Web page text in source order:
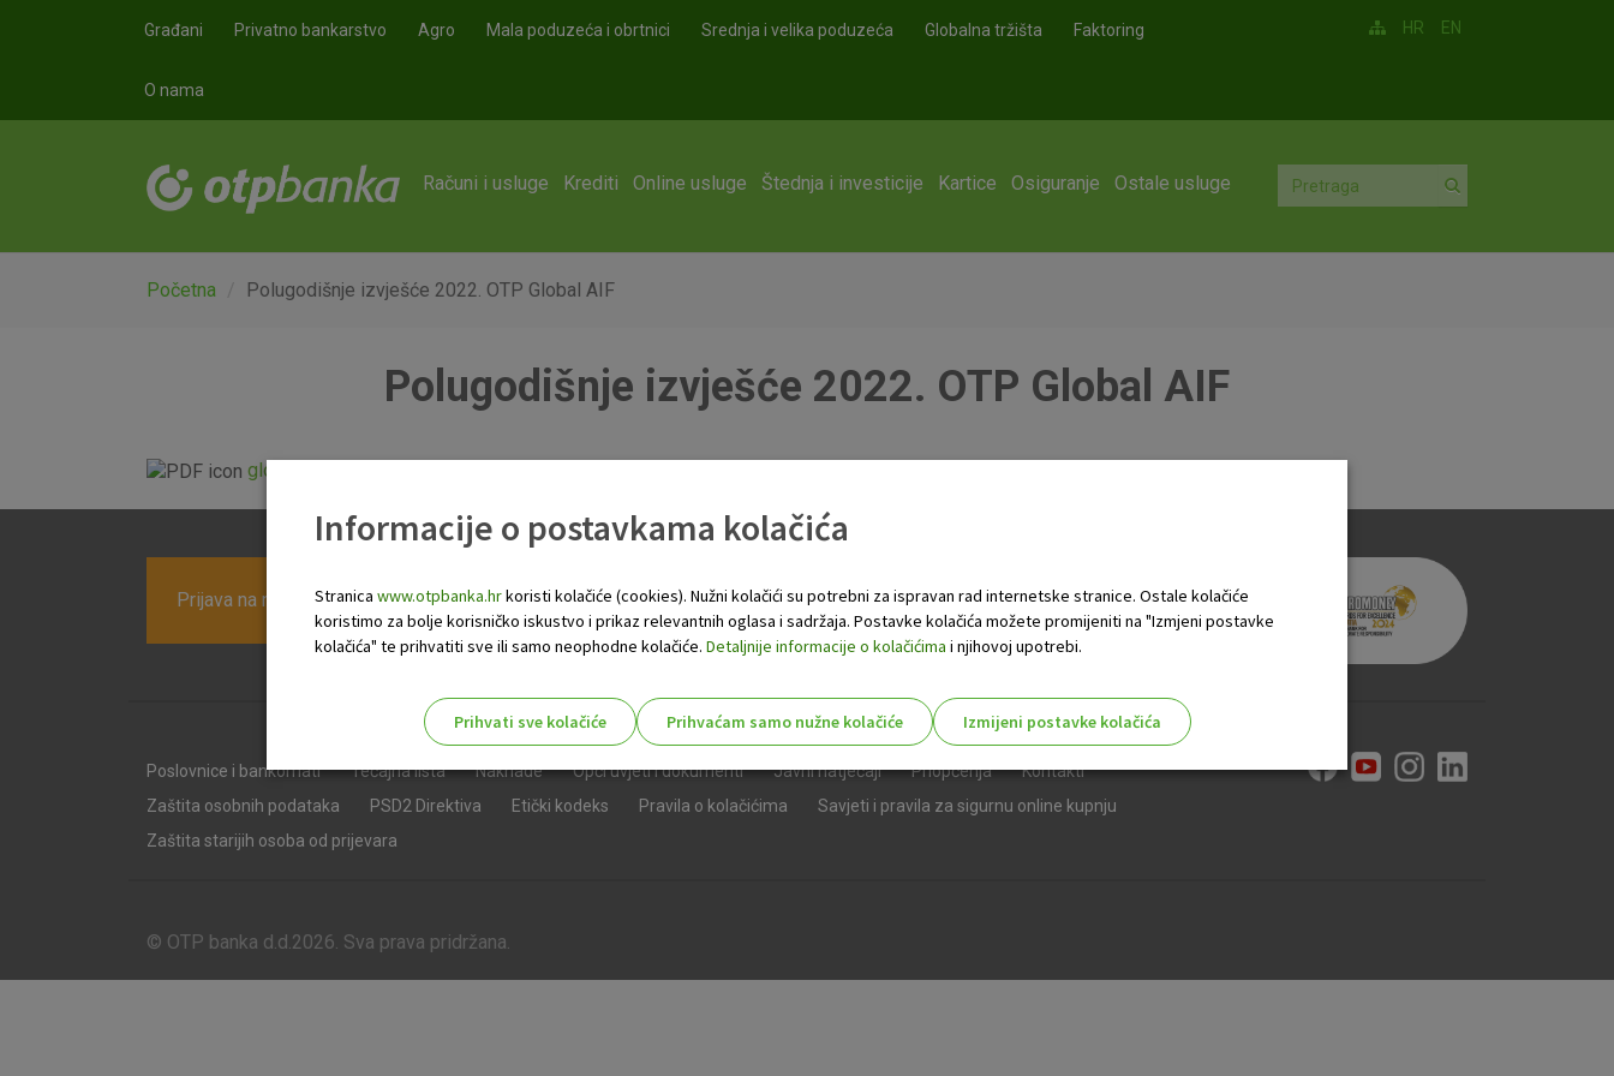
Građani Privatno bankarstvo Agro Mala poduzeća i obrtnici Srednja i velika poduzeća Globalna tržišta Faktoring
O nama
HR EN
Računi i usluge Krediti Online usluge Štednja i investicije Kartice Osiguranje Ostale usluge
Početna Polugodišnje izvješće 2022. OTP Global AIF
Polugodišnje izvješće 2022. OTP Global AIF
global-2022-06.pdf
Prijava na newsletter OTP banke
Poslovnice i bankomati Tečajna lista Naknade Opći uvjeti i dokumenti Javni natječaji Priopćenja
Kontakti
Zaštita osobnih podataka
PSD2 Direktiva Etički kodeks Pravila o kolačićima
Savjeti i pravila za sigurnu online kupnju
Zaštita starijih osoba od prijevara
© OTP banka d.d.2026. Sva prava pridržana.
Informacije o postavkama kolačića
Stranica www.otpbanka.hrkoristi kolačiće (cookies). Nužni kolačići su potrebni za ispravan rad internetske stranice. Ostale kolačiće
koristimo za bolje korisničko iskustvo i prikaz relevantnih oglasa i sadržaja. Postavke kolačića možete promijeniti na "Izmjeni postavke
kolačića" te prihvatiti sve ili samo neophodne kolačiće. Detaljnije informacije o kolačićima i njihovoj upotrebi.
Prihvati sve kolačiće Prihvaćam samo nužne kolačiće
Izmijeni postavke kolačića